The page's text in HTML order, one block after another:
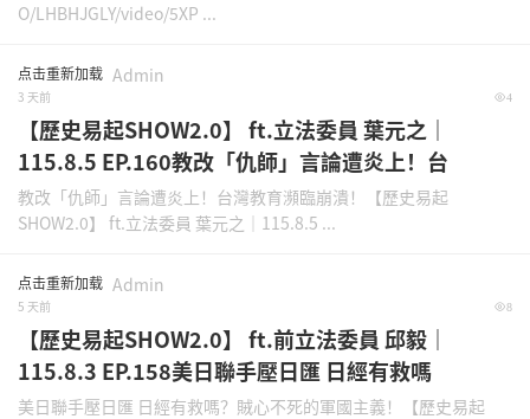
O/LHBHJGLY/video/5XP ...
点击重新加载 Admin
3 天前 4
【歷史易起SHOW2.0】 ft.立法委員 葉元之｜
115.8.5 EP.160教改「仇師」言論遭炎上！台
教改「仇師」言論遭炎上！台灣教育瀕臨崩潰！【歷史易起
SHOW2.0】 ft.立法委員 葉元之｜115.8.5 ...
点击重新加载 Admin
5 天前 8
【歷史易起SHOW2.0】 ft.前立法委員 邱毅｜
115.8.3 EP.158美日聯手壓日匯 日經有救嗎
美日聯手壓日匯 日經有救嗎？賊心不死的軍國主義！【歷史易起